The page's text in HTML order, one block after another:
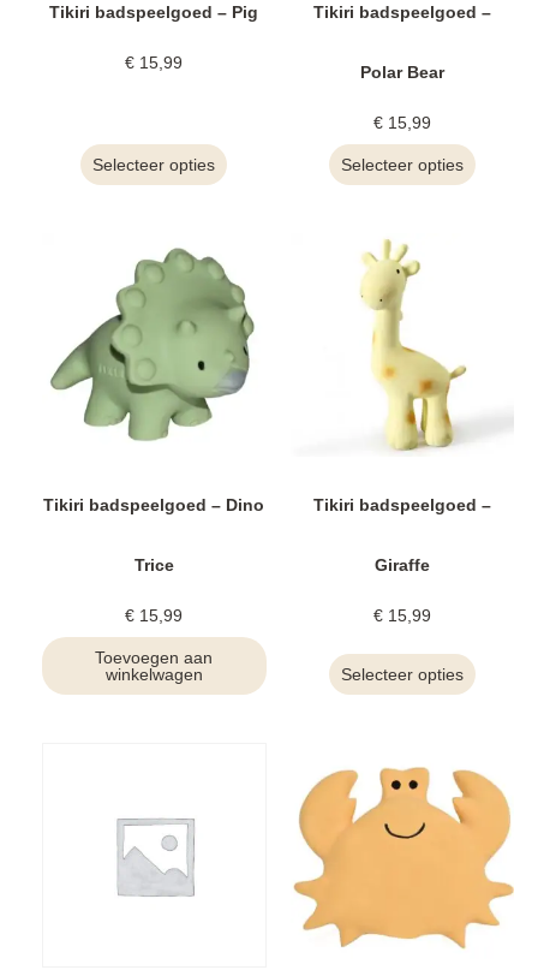
Tikiri badspeelgoed – Pig
€ 15,99
Selecteer opties
Tikiri badspeelgoed –
Polar Bear
€15,99
Selecteer opties
Tikiri badspeelgoed – Dino
Trice
€ 15,99
Toevoegen aan
winkelwagen
Tikiri badspeelgoed –
Giraffe
€15,99
Selecteer opties